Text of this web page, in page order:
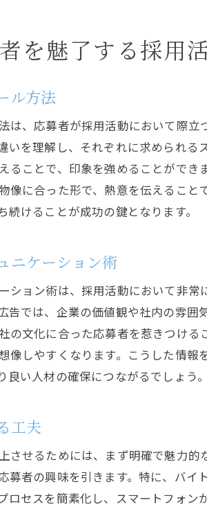
リファラルプログ
地域イベントを利用
採用KPIの設定と評
データドリブンの採
継続的な採用プロ
インターナルブラン
採用活動における継
を魅了する採用
ル方法
は、応募者が採用活動において際
いを理解し、それぞれに求められ
ることで、印象を強めることができ
像に合った形で、熱意を伝えるこ
けることが成功の鍵となります。
ニケーション術
ション術は、採用活動において非
告では、企業の価値観や社内の雰
の文化に合った応募者を惹きつけ
像しやすくなります。こうした情
い人材の確保につながるでしょう。
工夫
させるためには、まず明確で魅力
募者の興味を引きます。特に、バ
ロセスを簡素化し、スマートフォ